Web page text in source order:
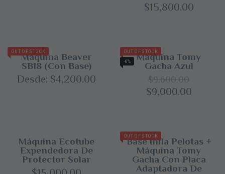
$15,800.00
OUT OF STOCK
Máquina Beaver
SB18 (con Base)
Desde: $4,200.00
OUT OF STOCK
-6%
Máquina Tomy
Gacha Azul
$9,600.00
Original
$9,600.00.
$9,000.00
Máquina Ecotube
Expendedora De
Protector Solar
OUT OF STOCK
Base Infla Pelotas +
Máquina Tomy
Gacha Con Placa
Adaptadora De